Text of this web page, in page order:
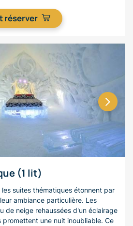
réserver
(1 lit)
suites thématiques étonnent par
ambiance particulière. Les
de neige rehaussées d'un éclairage
une nuit inoubliable. Ce